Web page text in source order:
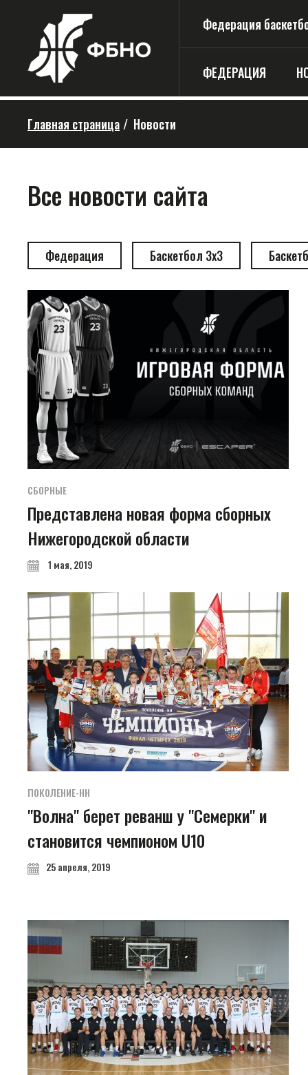
Федерация
ФЕДЕРАЦИЯ
Главная страница / Новости
Все новости сайта
Федерация Баскетбол 3х3
СБОРНЫЕ
Представлена новая форма сборных
Нижегородской области
1 мая, 2019
ПОКОЛЕНИЕ-НН
"Волна" берет реванш у "Семерки" и
становится чемпионом U10
25 апреля, 2019